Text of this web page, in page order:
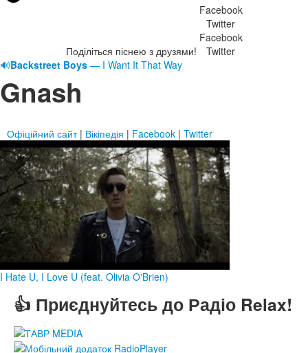
Поділіться піснею з друзями!
Facebook
Twitter
Facebook
Twitter
🔊Backstreet Boys — I Want It That Way
Gnash
Офіційний сайт| Вікіпедія | Facebook | Twitter
I Hate U, I Love U (feat. Olivia O'Brien)
👍 Приєднуйтесь до Радіо Relax!